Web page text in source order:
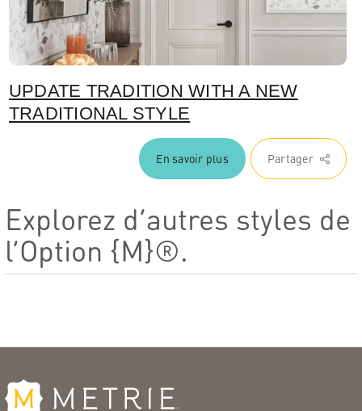
UPDATE TRADITION WITH A NEW
TRADITIONAL STYLE
En savoir plus Partager
Explorez d’autres styles de
l’Option {M}®.